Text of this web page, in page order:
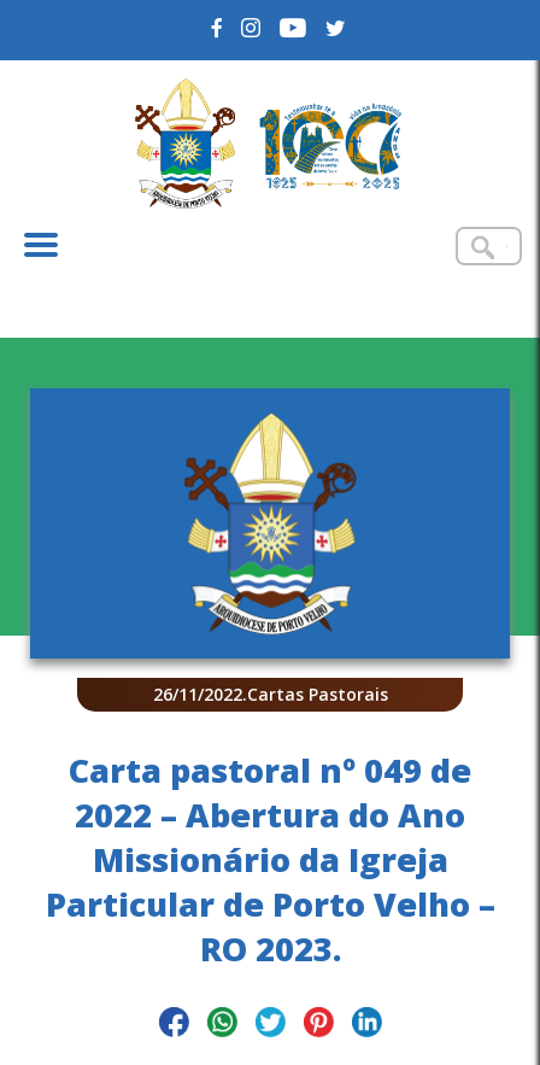
26/11/2022.Cartas Pastorais
Carta pastoral nº 049 de
2022 – Abertura do Ano
Missionário da Igreja
Particular de Porto Velho –
RO 2023.